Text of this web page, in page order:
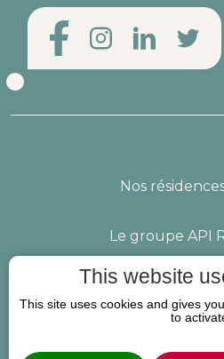
Nos
Le groupe API
Nous rejoindre
This website
This site uses cookies and gives
to